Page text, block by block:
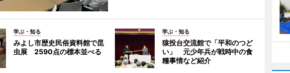
学ぶ・知る
みよし市歴史民俗資料館で昆
虫展 2590点の標本並べる
学ぶ・知る
猿投台交流館で「平和のつど
い」 元少年兵が戦時中の食
糧事情など紹介